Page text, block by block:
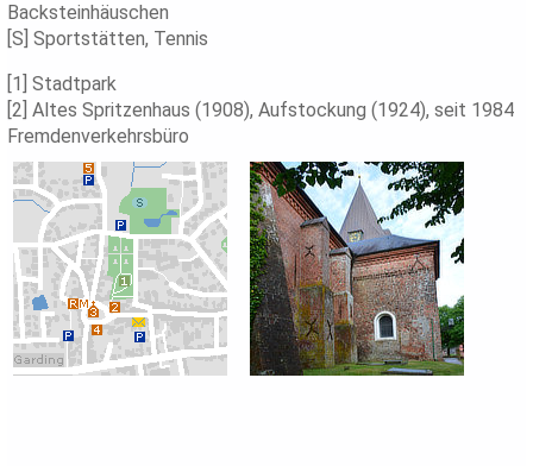
Backsteinhäuschen
[S] Sportstätten, Tennis
[1] Stadtpark
[2] Altes Spritzenhaus (1908), Aufstockung (1924), seit 1984
Fremdenverkehrsbüro